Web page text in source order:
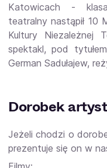
Katowicach -
teatralny nastąpił 10
Kultury Niezależnej
spektakl, pod
German Sadułajew,
Dorobek
Jeżeli chodzi o
prezentuje się on w